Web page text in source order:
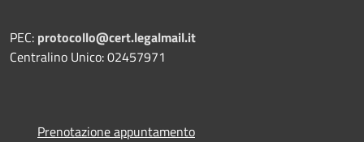
PEC: protocollo@cert.legalmail.it
Centralino Unico: 02457971
Prenotazione appuntamento